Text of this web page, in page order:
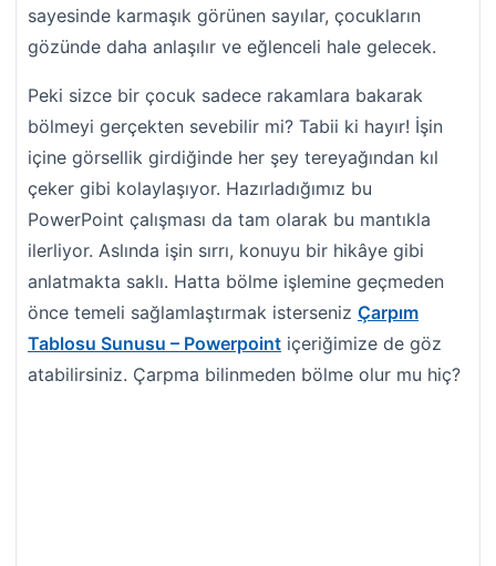
sayesinde karmaşık görünen sayılar, çocukların
gözünde daha anlaşılır ve eğlenceli hale gelecek.
Peki sizce bir çocuk sadece rakamlara bakarak
bölmeyi gerçekten sevebilir mi? Tabii ki hayır! İşin
içine görsellik girdiğinde her şey tereyağından kıl
çeker gibi kolaylaşıyor. Hazırladığımız bu
PowerPoint çalışması da tam olarak bu mantıkla
ilerliyor. Aslında işin sırrı, konuyu bir hikâye gibi
anlatmakta saklı. Hatta bölme işlemine geçmeden
önce temeli sağlamlaştırmak isterseniz Çarpım
Tablosu Sunusu – Powerpoint içeriğimize de göz
atabilirsiniz. Çarpma bilinmeden bölme olur mu hiç?